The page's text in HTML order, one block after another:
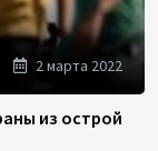
2 марта 2022
из острой